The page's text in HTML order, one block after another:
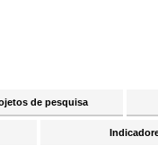
de pesquisa